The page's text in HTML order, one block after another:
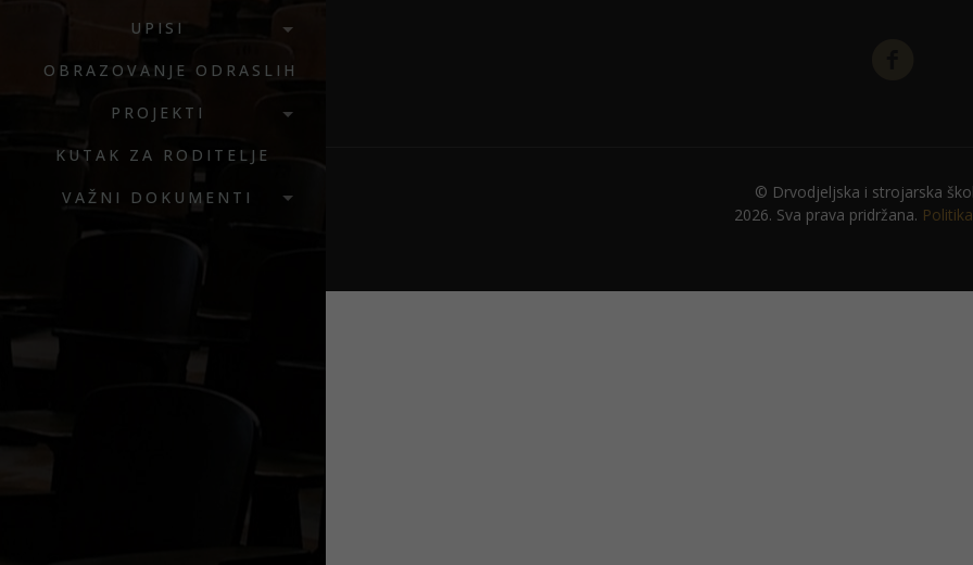
UPISI
OBRAZOVANJE ODRASLIH
PROJEKTI
KUTAK ZA RODITELJE
VAŽNI DOKUMENTI
© Drvodjeljska i strojarska
2026. Sva prava pridržana.